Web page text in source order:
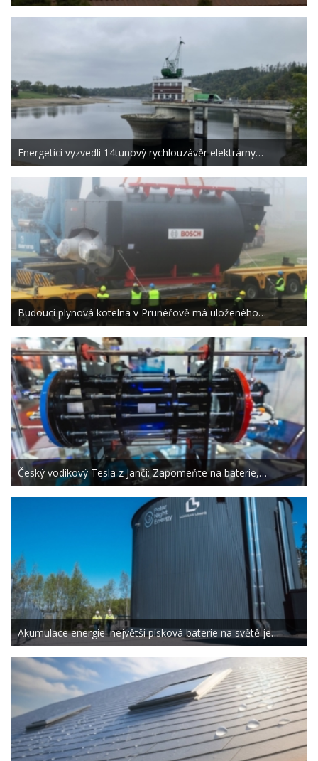
Energetici vyzvedli 14tunový rychlouzávěr elektrárny…
Budoucí plynová kotelna v Prunéřově má uloženého…
Český vodíkový Tesla z Jančí: Zapomeňte na baterie,…
Akumulace energie: největší písková baterie na světě je…